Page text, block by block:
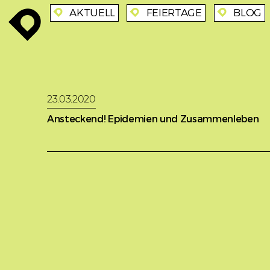
enroute enroute AKTUELL enroute FEIERTAGE enroute BLOG
23.03.2020
Ansteckend! Epidemien und Zusammenleben